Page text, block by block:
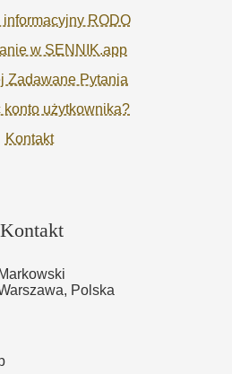
RODO
w SENNIK.app
Zadawane Pytania
konto użytkownika?
Kontakt
Kontakt
Polska